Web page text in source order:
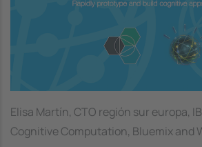
Elisa Martín, CTO región sur europa,
Cognitive Computation, Bluemix and